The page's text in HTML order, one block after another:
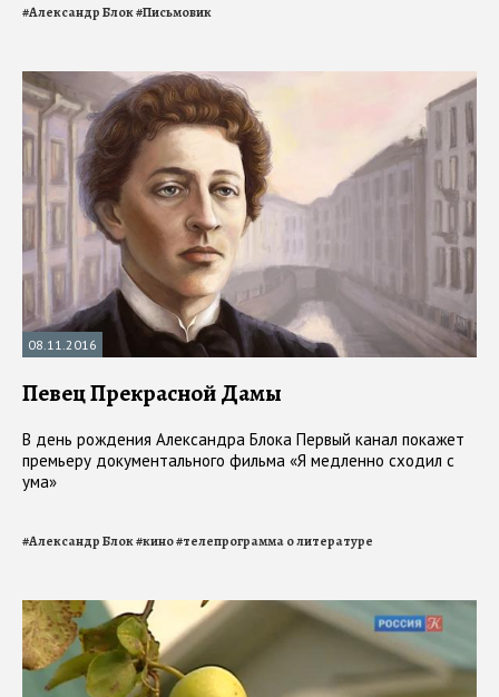
#Александр Блок#Письмовик
08.11.2016
Певец Прекрасной Дамы
В день рождения Александра Блока Первый канал покажет
премьеру документального фильма «Я медленно сходил с
ума»
#Александр Блок#кино#телепрограмма о литературе